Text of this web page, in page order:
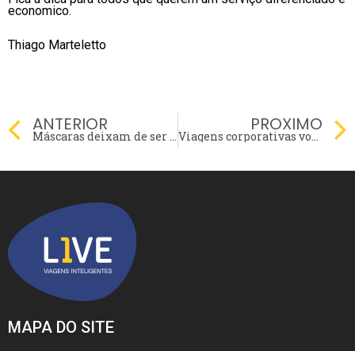
economico.
Thiago Marteletto
Prev
ANTERIOR
Máscaras deixam de ser obrigatórias para passageiros em aeronaves e nos aeroportos no Brasil, decide Anvisa
PROXIMO
Viagens corporativas voltam a crescer após a pandemia
MAPA DO SITE